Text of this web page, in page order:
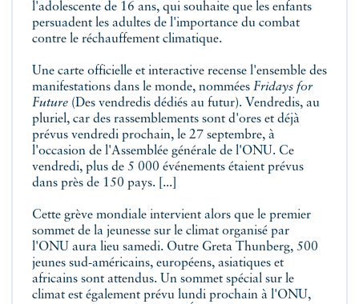
l'adolescente de 16 ans, qui souhaite que les enfants
persuadent les adultes de l'importance du combat
contre le réchauffement climatique.
Une carte officielle et interactive recense l'ensemble des
manifestations dans le monde, nommées Fridays for
Future (Des vendredis dédiés au futur). Vendredis, au
pluriel, car des rassemblements sont d'ores et déjà
prévus vendredi prochain, le 27 septembre, à
l'occasion de l'Assemblée générale de l'ONU. Ce
vendredi, plus de 5 000 événements étaient prévus
dans près de 150 pays. [...]
Cette grève mondiale intervient alors que le premier
sommet de la jeunesse sur le climat organisé par
l'ONU aura lieu samedi. Outre Greta Thunberg, 500
jeunes sud-américains, européens, asiatiques et
africains sont attendus. Un sommet spécial sur le
climat est également prévu lundi prochain à l'ONU,